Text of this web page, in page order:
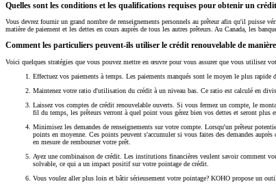
Quelles sont les conditions et les qualifications requises pour obtenir un
Vous devrez fournir un grand nombre de renseignements personnels au prêteur afin qu'il
matière de paiement et les dettes en cours auprès de tous les autres prêteurs. Au Canada, les
Comment les particuliers peuvent-ils utiliser le crédit renouvelable de
Voici quelques stratégies que vous pouvez mettre en œuvre pour vous assurer que vous utilisez
Effectuez vos paiements à temps. Les paiements manqués sont le moyen le plus
Maintenez votre ratio d'utilisation du crédit à un niveau bas. Ce ratio est calculé en
Laissez vos comptes de crédit renouvelable ouverts. Si vous fermez un compte, le
fil du temps, les prêteurs verront à quel point vous gérez bien vos dettes et seront plus
Minimisez les demandes de renseignements sur votre compte. Lorsqu'un prêteur
points en moyenne. Ces points peuvent s'accumuler si vous faites des demandes
en mesure de rembourser votre prêt.
Ayez une combinaison de crédit. Les institutions financières veulent savoir comment
solvable, ce qui a un impact positif sur votre pointage de crédit.
Vous voulez aller plus loin et bâtir sérieusement votre pointage? KOHO propose un